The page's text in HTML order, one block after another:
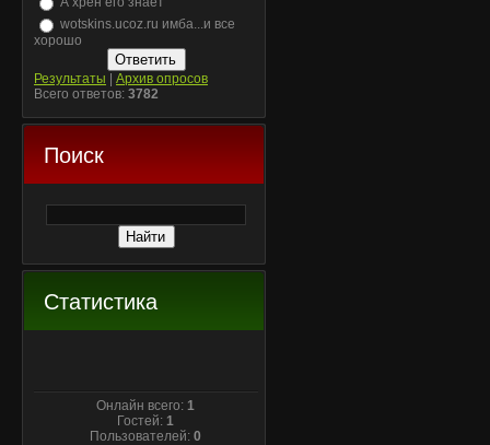
wotskins.ucoz.ru имба...и все
хорошо
Результаты
Архив опросов
Всего ответов: 3782
Поиск
Статистика
Онлайн всего:1
Гостей:1
Пользователей:0